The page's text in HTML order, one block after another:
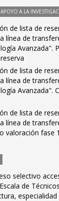
A LA
de lista de
línea de
Avanzada".
de lista de
línea de
Avanzada".
de lista de
línea de
valoración fase
selectivo
de